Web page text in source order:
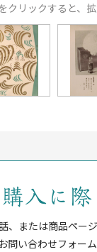
クリックすると、
購入に際
、または商品ペー
問い合わせフォー